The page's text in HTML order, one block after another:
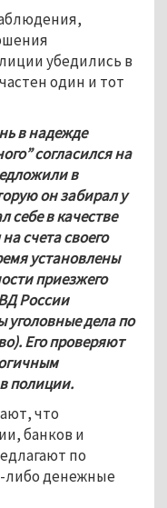
убедились в
один и тот
в надежде
согласился на
в
он забирал у
себе в качестве
счета своего
установлены
приезжего
России
уголовные дела по
Его проверяют
полиции.
что
банков и
по
либо денежные